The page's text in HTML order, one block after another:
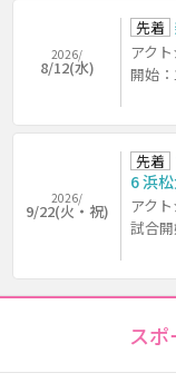
2026/
8/12(水)
先着
アク
開始：
2026/
9/22(火・祝)
先着
6 浜
アク
試合開
ス